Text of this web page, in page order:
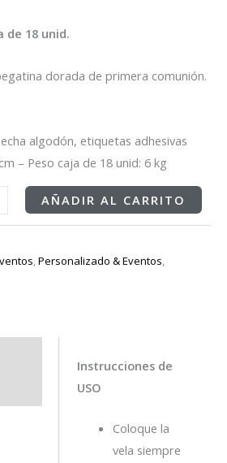
de 18 unid.
dorada de primera comunión.
algodón, etiquetas adhesivas
– Peso caja de 18 unid: 6 kg
AÑADIR AL CARRITO
,Personalizado & Eventos,
Instrucciones de
USO
Coloque la
vela siempre